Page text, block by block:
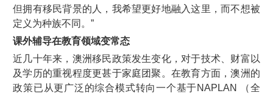
但拥有移民背景的人，我希望更好地融入这里，而不想被
定义为种族不同。”
课外辅导在教育领域变常态
近几十年来，澳洲移民政策发生变化，对于技术、财富以
及学历的重视程度更甚于家庭团聚。在教育方面，澳洲的
政策已从更广泛的综合模式转向一个基于NAPLAN （全